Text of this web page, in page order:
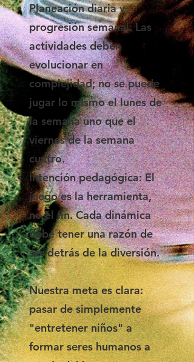
Planeación diaria y
progresión semanal: Las
actividades deben
evolucionar en
complejidad; no se puede
jugar lo mismo el lunes de
la semana uno que el
viernes de la semana
cuatro.
Intención pedagógica: El
juego es la herramienta,
no el fin. Cada dinámica
debe tener una razón de
ser detrás de la diversión.
Nuestra meta es clara:
pasar de simplemente
"entretener niños" a
formar seres humanos a